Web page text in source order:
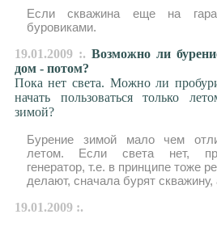
Если скважина еще на
буровиками.
19.01.2009 :. Возможно ли
дом - потом?
Пока нет света. Можно ли
начать пользоваться только
зимой?
Бурение зимой мало чем
летом. Если света нет,
генератор, т.е. в принципе тоже
делают, сначала бурят скважину,
19.01.2009 :.